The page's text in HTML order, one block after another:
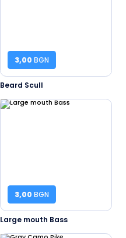
3,00 BGN
Beard Scull
3,00 BGN
Large mouth Bass